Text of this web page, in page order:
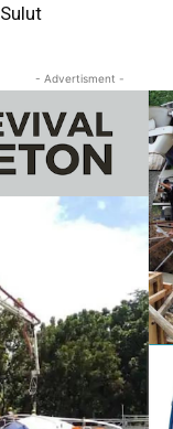
Sulut
- Advertisment -